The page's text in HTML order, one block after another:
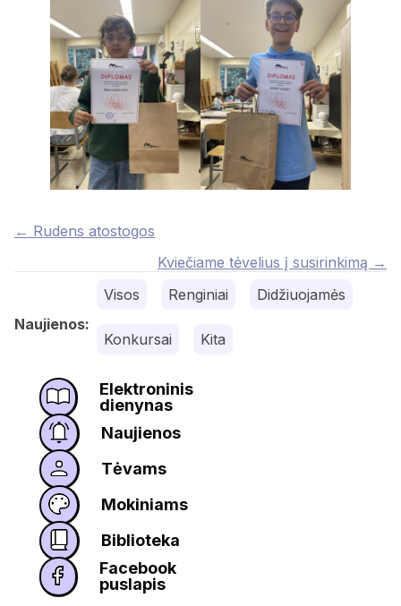
Posts
← Rudens atostogos
Kviečiame tėvelius į susirinkimą →
Naujienos:
Visos Renginiai Didžiuojamės
Konkursai Kita
Elektroninis
dienynas
Naujienos
Tėvams
Mokiniams
Biblioteka
Facebook
puslapis